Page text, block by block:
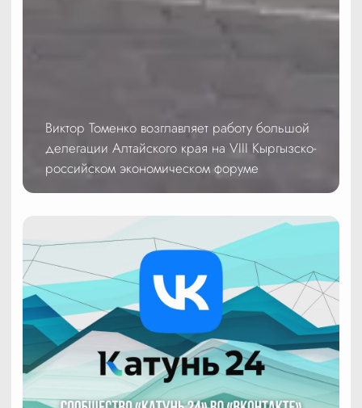
Виктор Томенко возглавляет работу большой
делегации Алтайского края на VIII Кыргызско-
российском экономическом форуме